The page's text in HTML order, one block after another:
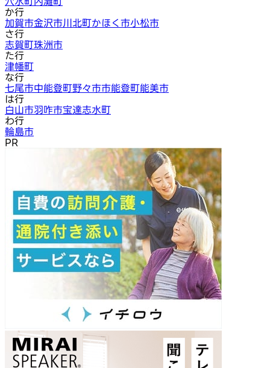
か行
加賀市金沢市川北町かほく市小松市
さ行
志賀町珠洲市
た行
津幡町
な行
七尾市中能登町野々市市能登町能美市
は行
白山市羽咋市宝達志水町
わ行
輪島市
PR